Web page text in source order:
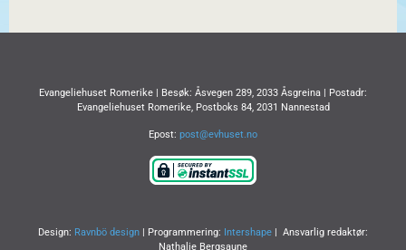
Evangeliehuset Romerike | Besøk: Åsvegen 289, 2033 Åsgreina | Postadr:
Evangeliehuset Romerike, Postboks 84, 2031 Nannestad
Epost: post@evhuset.no
Design: Ravnbö design | Programmering: Intershape | Ansvarlig redaktør:
Nathalie Bergsaune